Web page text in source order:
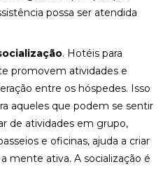
possa ser atendida
. Hotéis para
promovem atividades e
entre os hóspedes. Isso
aqueles que podem se sentir
de atividades em grupo,
e oficinas, ajuda a criar
mente ativa. A socialização é